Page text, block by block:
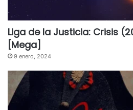
Liga de la Justicia: Crisis
[Mega]
9 enero, 2024